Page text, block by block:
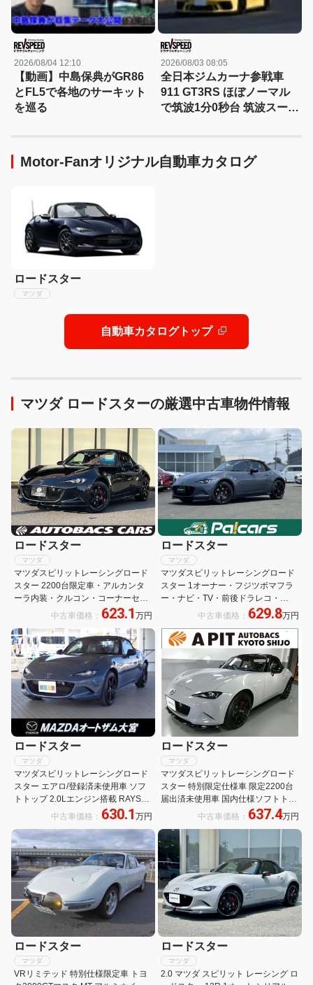
2026/08/04 12:10
【動画】中島保典がGR86
とFL5で各地のサーキット
を巡る
2026/08/03 08:05
全日本ジムカーナ参戦車
911 GT3RS ほぼノーマル
で筑波1分0秒台 筑波スーパ
Motor-Fanオリジナル自動車カタログ
ロードスター
マツダ
自動車カタログトップ
マツダ ロードスターの厳選中古車物件情報
ロードスター
マツダ
マツダスピリットレーシングロード
スター 2200台限定車・アルカンタ
ーラ内装・クルコン・コーナーセン
サー・ETC・ドラレコ・シートヒー
ルセグ・アップルカープレイ・純正
オプションフジツボ匠マフラー
中古車価格： 623.1 万円
ロードスター
マツダ
マツダスピリットレーシングロード
スター 1オーナー・フジツボマフラ
ー・ナビ・TV・前後ドラレコ・
ETC・バックカメラ・親水ブルーミ
RAYSホイール・Bremboキャリパ
ー・専用フロアマット・保証継承
中古車価格： 629.8万円
ロードスター
マツダ
マツダスピリットレーシングロード
スター エアロ/登録済未使用車 ソフ
トトップ 2.0Lエンジン搭載 RAYS社
鍛造アルミホイール 運転席・助手席
シートヒーター 8.8インチディスプ
レイ AppleCarPlay/AndroidAuto
中古車価格： 630.1 万円
ロードスター
マツダ
マツダスピリットレーシングロード
スター 特別限定仕様車 限定2200台
届出済未使用車 国内仕様ソフトトッ
プモデル初2Lエンジン レーダークル
ーズコントロール 8.8インチディス
プレイ ハーフレザーシート 前後セン
サー LEDヘッドライト
中古車価格： 637.4万円
ロードスター
マツダ
VRリミテッド 特別仕様限定車 トヨ
ロードスター
マツダ
2.0 マツダ スピリット レーシング ロ